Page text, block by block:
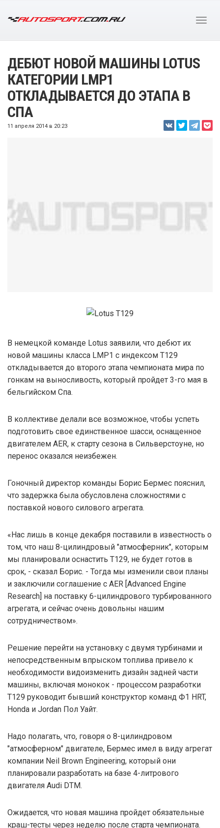
ДЕБЮТ НОВОЙ МАШИНЫ LOTUS
КАТЕГОРИИ LMP1
ОТКЛАДЫВАЕТСЯ ДО ЭТАПА В
СПА
11 апреля 2014 в 20:23
В немецкой команде Lotus заявили, что дебют их
новой машины класса LMP1 с индексом T129
откладывается до второго этапа чемпионата мира по
гонкам на выносливость, который пройдет 3-го мая в
бельгийском Спа.
В коллективе делали все возможное, чтобы успеть
подготовить свое единственное шасси, оснащенное
двигателем AER, к старту сезона в Сильверстоуне, но
перенос оказался неизбежен.
Гоночный директор команды Борис Бермес пояснил,
что задержка была обусловлена сложностями с
поставкой нового силового агрегата.
«Нас лишь в конце декабря поставили в известность о
том, что наш 8-цилиндровый "атмосферник", которым
мы планировали оснастить T129, не будет готов в
срок, - сказал Борис. - Тогда мы изменили свои планы
и заключили соглашение с AER [Advanced Engine
Research] на поставку 6-цилиндрового турбированного
агрегата, и сейчас очень довольны нашим
сотрудничеством».
Решение перейти на установку с двумя турбинами и
непосредственным впрыском топлива привело к
необходимости видоизменить дизайн задней части
машины, включая монокок - процессом разработки
T129 руководит бывший конструктор команд Ф1 HRT,
Honda и Jordan Пол Уайт.
Надо полагать, что, говоря о 8-цилиндровом
"атмосферном" двигателе, Бермес имел в виду агрегат
компании Neil Brown Engineering, который они
планировали разработать на базе 4-литрового
двигателя Audi DTM.
Ожидается, что новая машина пройдет обязательные
краш-тесты через неделю после старта чемпионата.